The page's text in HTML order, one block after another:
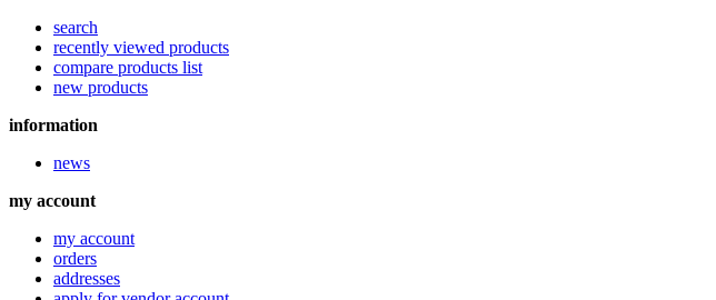
search
recently viewed products
compare products list
new products
information
news
my account
my account
orders
addresses